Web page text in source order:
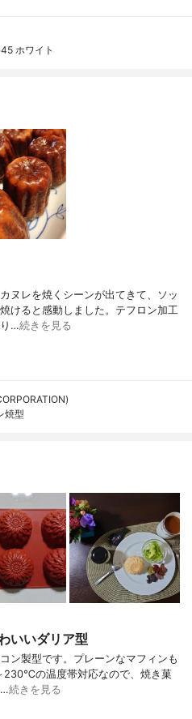
ホワイト
ヌレを焼くシーンが出てきて、ソッ
けると感動しました。テフロン加工
…続きを見る
焼型
いいダリア型
ン製型です。プレーンなマフィンも
の温度帯対応なので、焼き菓
…続きを見る